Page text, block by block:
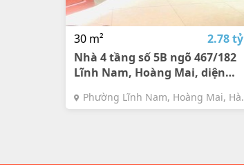
30 m²
2.78 tỷ
Nhà 4 tầng số 5B ngõ 467/182
Lĩnh Nam, Hoàng Mai, diện
Phường Lĩnh Nam, Hoàng Mai, Hà
Nội